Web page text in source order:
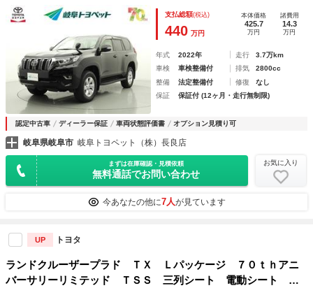
ＤＶＤ再生 ミュージックプレイヤー接続可 衝突被害軽減シ
ステム ＥＴＣ スマートキー ＬＥＤヘッドランプ 記録
支払総額(税込)
440 万円
本体価格
425.7
万円
諸費用
14.3
万円
年式 2022年 走行
3.7万km
車検
車検整備付 排気
2800cc
整備
法定整備付 修復
なし
保証
保証付 (12ヶ月・走行無制限)
認定中古車 ディーラー保証 車両状態評価書 オプション見積り可
岐阜県岐阜市 岐阜トヨペット（株）長良店
まずは在庫確認・見積依頼
無料通話でお問い合わせ
お気に入り
今あなたの他に7人が見ています
UP トヨタ
ランドクルーザープラド ＴＸ Ｌパッケージ ７０ｔｈアニ
バーサリーリミテッド ＴＳＳ 三列シート 電動シート キ